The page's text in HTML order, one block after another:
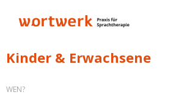
Inhalt
Kinder & Erwachsene
WEN?